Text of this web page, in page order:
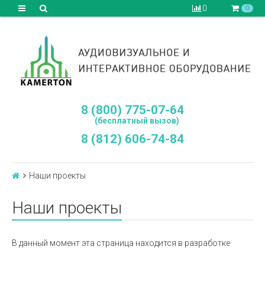
0 0
8 (800) 775-07-64
(бесплатный вызов)
8 (812) 606-74-84
Наши проекты
Наши проекты
В данный момент эта страница находится в разработке